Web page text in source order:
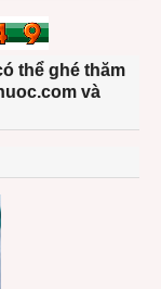
thể ghé thăm
và